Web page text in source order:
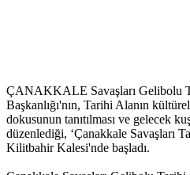
ÇANAKKALE Savaşları Gelibolu
Başkanlığı'nın, Tarihi Alanın
dokusunun tanıtılması ve gelecek
düzenlediği, ‘Çanakkale Savaşları
Kilitbahir Kalesi'nde başladı.